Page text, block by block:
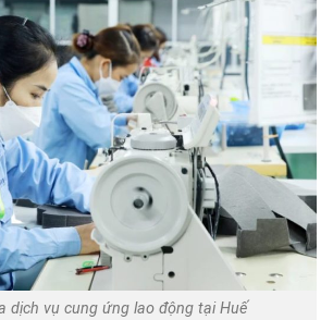
dịch vụ cung ứng lao động tại Huế